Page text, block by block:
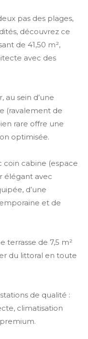
pas des plages,
découvrez ce
de 41,50 m²,
avec des
au sein d’une
(ravalement de
rare offre une
optimisée.
coin cabine (espace
élégant avec
d’une
et de
terrasse de 7,5 m²
du littoral en toute
de qualité :
climatisation